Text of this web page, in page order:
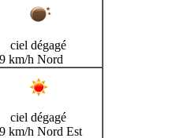
ciel dégagé
km/h Nord
ciel dégagé
km/h Nord Est